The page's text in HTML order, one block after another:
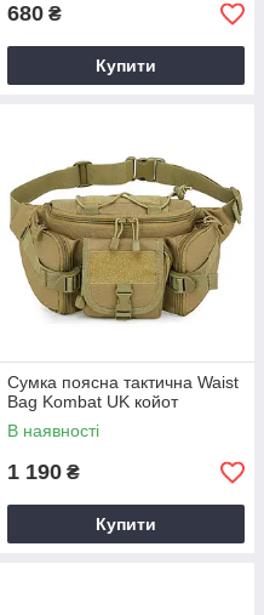
680 ₴
Купити
Сумка поясна тактична Waist
Bag Kombat UK койот
В наявності
1 190 ₴
Купити